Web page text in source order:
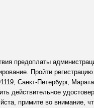
предоплаты
Пройти
Санкт-Петербург,
действительное
примите во внимание,